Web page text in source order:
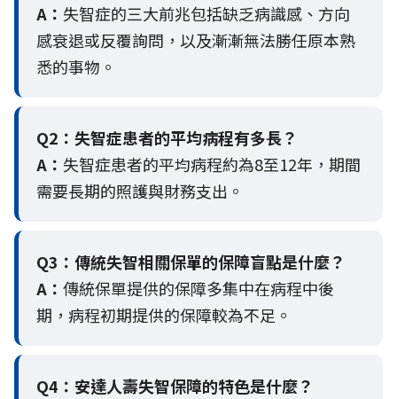
A： 失智症的三大前兆包括缺乏病識感、方向
感衰退或反覆詢問，以及漸漸無法勝任原本熟
悉的事物。
Q2： 失智症患者的平均病程有多長？
A： 失智症患者的平均病程約為8至12年，期間
需要長期的照護與財務支出。
Q3： 傳統失智相關保單的保障盲點是什麼？
A： 傳統保單提供的保障多集中在病程中後
期，病程初期提供的保障較為不足。
Q4： 安達人壽失智保障的特色是什麼？